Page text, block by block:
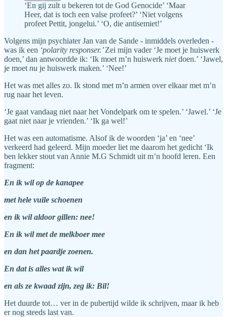
‘En gij zult u bekeren tot de God Genocide’ ‘Maar
Heer, dat is toch een valse profeet?’ ‘Niet volgens
profeet Pettit, jongelui.’ ‘O, die antisemiet!’
Volgens mijn psychiater Jan van de Sande - inmiddels overleden -
was ik een ‘polarity responser.’Zei mijn vader ‘Je moet je huiswerk
doen,’ dan antwoordde ik: ‘Ik moet m’n huiswerk nietdoen.’ ‘Jawel,
je moet nu je huiswerk maken.’ ‘Nee!’
Het was met alles zo. Ik stond met m’n armen over elkaar met m’n
rug naar het leven.
‘Je gaat vandaag niet naar het Vondelpark om te spelen.’ ‘Jawel.’ ‘Je
gaat niet naar je vrienden.’ ‘Ik ga wel!’
Het was een automatisme. Alsof ik de woorden ‘ja’ en ‘nee’
verkeerd had geleerd. Mijn moeder liet me daarom het gedicht ‘Ik
ben lekker stout van Annie M.G Schmidt uit m’n hoofd leren. Een
fragment:
En ik wil op de kanapee
met hele vuile schoenen
en ik wil aldoor gillen: nee!
En ik wil met de melkboer mee
en dan het paardje zoenen.
En dat is alles wat ik wil
en als ze kwaad zijn, zeg ik: Bil!
Het duurde tot… ver in de pubertijd wilde ik schrijven, maar ik heb
er nog steeds last van.